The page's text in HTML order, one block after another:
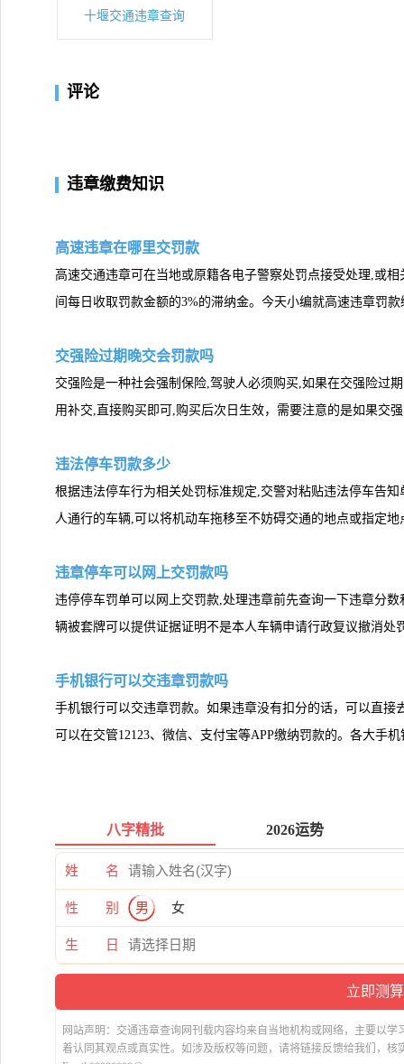
十堰交通违章查询
评论
违章缴费知识
高速违章在哪里交罚款
高速交通违章可在当地或原籍各电子警察处罚点接受处理,或
间每日收取罚款金额的3%的滞纳金。今天小编就高速违章罚
交强险过期晚交会罚款吗
交强险是一种社会强制保险,驾驶人必须购买,如果在交强险过
用补交,直接购买即可,购买后次日生效，需要注意的是如果交
违法停车罚款多少
根据违法停车行为相关处罚标准规定,交警对粘贴违法停车告
人通行的车辆,可以将机动车拖移至不妨碍交通的地点或指定
违章停车可以网上交罚款吗
违停停车罚单可以网上交罚款,处理违章前先查询一下违章分
辆被套牌可以提供证据证明不是本人车辆申请行政复议撤消处
手机银行可以交违章罚款吗
手机银行可以交违章罚款。如果违章没有扣分的话，可以直
可以在交管12123、微信、支付宝等APP缴纳罚款的。各大手
八字精批 2026运势
姓 名
性 别 男 女
生 日
网站声明：交通违章查询网刊载内容均来自当地机构或网络，主要以
着认同其观点或真实性。如涉及版权等问题，请将链接反馈给我们，核